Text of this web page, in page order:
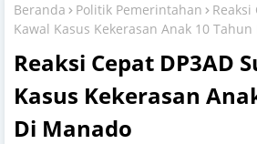
Beranda Politik Pemerintahan
Reaksi
Kawal Kasus Kekerasan Anak 10
Reaksi Cepat DP3AD
Kasus Kekerasan
Di Manado